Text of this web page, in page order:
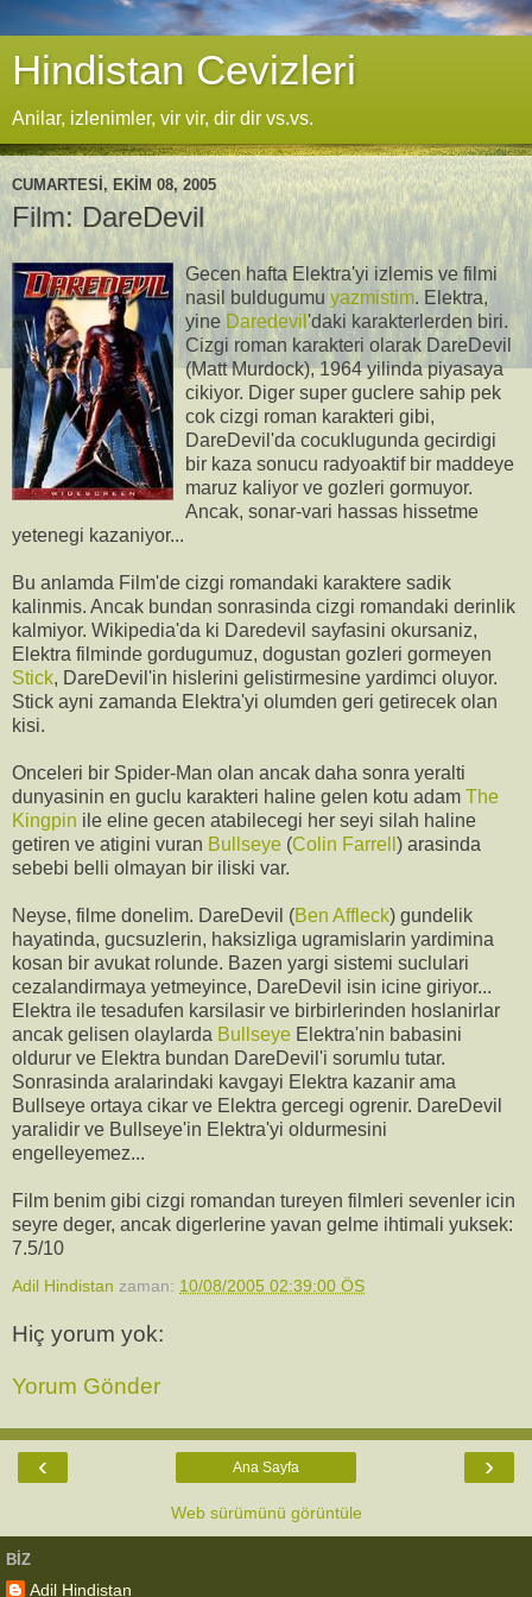
Hindistan Cevizleri
Anilar, izlenimler, vir vir, dir dir vs.vs.
CUMARTESI, EKIM 08, 2005
Film: DareDevil
Gecen hafta Elektra'yi izlemis ve filmi
nasil buldugumu yazmistim. Elektra,
yineDaredevil 'daki karakterlerden biri.
Cizgi roman karakteri olarak DareDevil
(Matt Murdock), 1964 yilinda piyasaya
cikiyor. Diger super guclere sahip pek
cok cizgi roman karakteri gibi,
DareDevil'da cocuklugunda gecirdigi
bir kaza sonucu radyoaktif bir maddeye
maruz kaliyor ve gozleri gormuyor.
Ancak, sonar-vari hassas hissetme
yetenegi kazaniyor...
Bu anlamda Film'de cizgi romandaki karaktere sadik
kalinmis. Ancak bundan sonrasinda cizgi romandaki derinlik
kalmiyor. Wikipedia'da ki Daredevil sayfasini okursaniz,
Elektra filminde gordugumuz, dogustan gozleri gormeyen
Stick, DareDevil'in hislerini gelistirmesine yardimci oluyor.
Stick ayni zamanda Elektra'yi olumden geri getirecek olan
kisi.
Onceleri bir Spider-Man olan ancak daha sonra yeralti
dunyasinin en guclu karakteri haline gelen kotu adam The
Kingpin ile eline gecen atabilecegi her seyi silah haline
getiren ve atigini vuran Bullseye (Colin Farrell ) arasinda
sebebi belli olmayan bir iliski var.
Neyse, filme donelim. DareDevil (Ben Affleck) gundelik
hayatinda, gucsuzlerin, haksizliga ugramislarin yardimina
kosan bir avukat rolunde. Bazen yargi sistemi suclulari
cezalandirmaya yetmeyince, DareDevil isin icine giriyor...
Elektra ile tesadufen karsilasir ve birbirlerinden hoslanirlar
ancak gelisen olaylarda Bullseye Elektra'nin babasini
oldurur ve Elektra bundan DareDevil'i sorumlu tutar.
Sonrasinda aralarindaki kavgayi Elektra kazanir ama
Bullseye ortaya cikar ve Elektra gercegi ogrenir. DareDevil
yaralidir ve Bullseye'in Elektra'yi oldurmesini
engelleyemez...
Film benim gibi cizgi romandan tureyen filmleri sevenler icin
seyre deger, ancak digerlerine yavan gelme ihtimali yuksek:
7.5/10
Adil Hindistan zaman: 10/08/2005 02:39:00 ÖS
Hiç yorum yok:
Yorum Gönder
‹ ›
Ana Sayfa
Web sürümünü görüntüle
BIZ
Adil Hindistan